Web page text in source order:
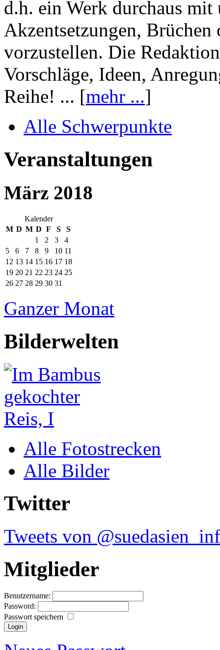
d.h. ein Werk durchaus mit
Akzentsetzungen, Brüchen
vorzustellen. Die
Vorschläge, Ideen,
Reihe! ... [mehr ...]
Alle Schwerpunkte
Veranstaltungen
März 2018
Kalender
M D M D F S
S
1
2 3
4
5
6 7 8 9 10 11
12 13 14 15 16 17 18
19 20 21 22 23 24 25
26 27 28 29 30 31
Ganzer Monat
Bilderwelten
Alle Fotostrecken
Alle Bilder
Twitter
Tweets von
Mitglieder
Benutzername:
Password:
Passwort speichern